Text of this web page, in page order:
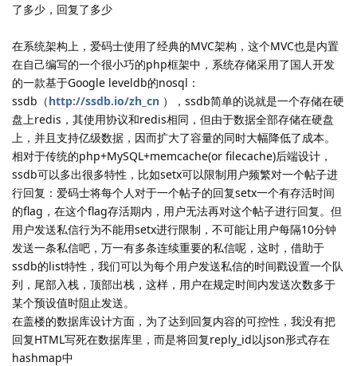
了多少，回复了多少
在系统架构上，爱码士使用了经典的MVC架构，这个MVC也是内置
在自己编写的一个很小巧的php框架中，系统存储采用了国人开发
的一款基于Google leveldb的nosql：
ssdb（http://ssdb.io/zh_cn ），ssdb简单的说就是一个存储在硬
盘上redis，其使用协议和redis相同，但由于数据全部存储在硬盘
上，并且支持亿级数据，因而扩大了容量的同时大幅降低了成本。
相对于传统的php+MySQL+memcache(or filecache)后端设计，
ssdb可以多出很多特性，比如setx可以限制用户频繁对一个帖子进
行回复：爱码士将每个人对于一个帖子的回复setx一个有存活时间
的flag，在这个flag存活期内，用户无法再对这个帖子进行回复。但
用户发送私信行为不能用setx进行限制，不可能让用户每隔10分钟
发送一条私信吧，万一有多条连续重要的私信呢，这时，借助于
ssdb的list特性，我们可以为每个用户发送私信的时间戳设置一个队
列，尾部入栈，顶部出栈，这样，用户在规定时间内发送次数多于
某个预设值时阻止发送。
在盖楼的数据库设计方面，为了达到回复内容的可控性，我没有把
回复HTML写死在数据库里，而是将回复reply_id以json形式存在
hashmap中